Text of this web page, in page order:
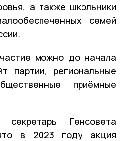
а также школьники
семей
можно до начала
партии, региональные
приёмные
Генсовета
в 2023 году акция